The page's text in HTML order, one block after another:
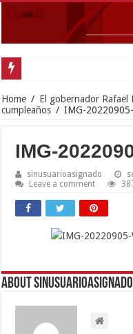
Home / El gobernador Rafael
cumpleaños / IMG-
IMG-
sinusuarioasignado
Leave a comment
About sinusuarioasignado